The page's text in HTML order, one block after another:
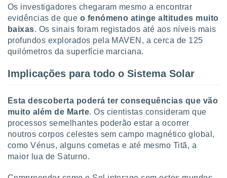
Os investigadores chegaram mesmo a encontrar
evidências de que o fenómeno atinge altitudes muito
baixas. Os sinais foram registados até aos níveis mais
profundos explorados pela MAVEN, a cerca de 125
quilómetros da superfície marciana.
Implicações para todo o Sistema Solar
Esta descoberta poderá ter consequências que vão
muito além de Marte. Os cientistas consideram que
processos semelhantes poderão estar a ocorrer
noutros corpos celestes sem campo magnético global,
como Vénus, alguns cometas e até mesmo Titã, a
maior lua de Saturno.